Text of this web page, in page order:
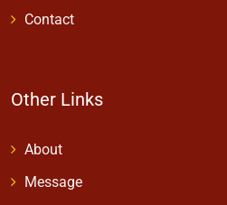
Contact
Other Links
About
Message